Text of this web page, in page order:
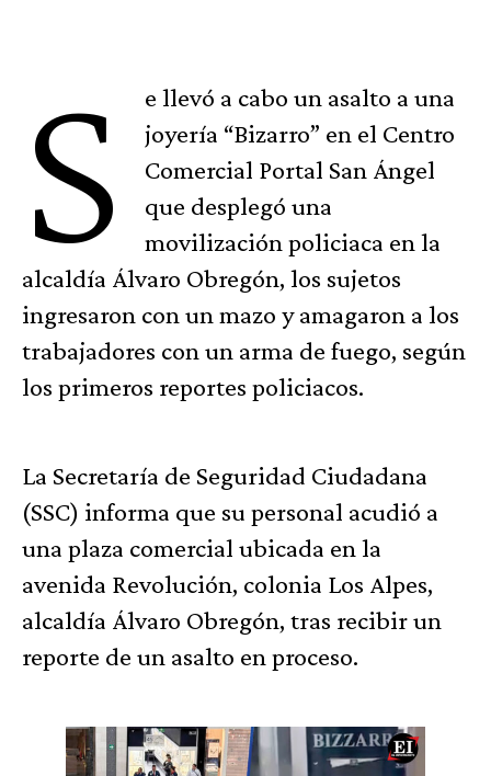
S
e llevó a cabo un asalto a una
joyería “Bizarro” en el Centro
Comercial Portal San Ángel
que desplegó una
movilización policiaca en la
alcaldía Álvaro Obregón, los sujetos
ingresaron con un mazo y amagaron a los
trabajadores con un arma de fuego, según
los primeros reportes policiacos.
La Secretaría de Seguridad Ciudadana
(SSC) informa que su personal acudió a
una plaza comercial ubicada en la
avenida Revolución, colonia Los Alpes,
alcaldía Álvaro Obregón, tras recibir un
reporte de un asalto en proceso.